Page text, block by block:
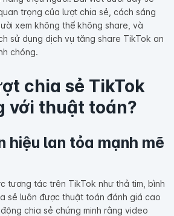
trọng của lượt chia sẻ, cách sáng
xem không thể không share, và
sử dụng dịch vụ tăng share TikTok an
chóng.
chia sẻ TikTok
với thuật toán?
hiệu lan tỏa mạnh mẽ
tương tác trên TikTok như thả tim, bình
sẻ luôn được thuật toán đánh giá cao
chia sẻ chứng minh rằng video